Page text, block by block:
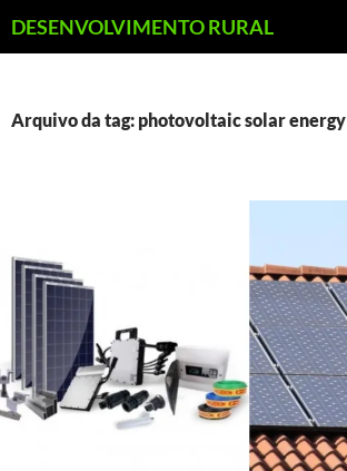
para
DESENVOLVIMENTO RURAL
Arquivo da tag: photovoltaic solar energy